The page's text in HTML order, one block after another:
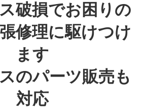
破損でお困りの
修理に駆けつけ
ます
のパーツ販売も
対応